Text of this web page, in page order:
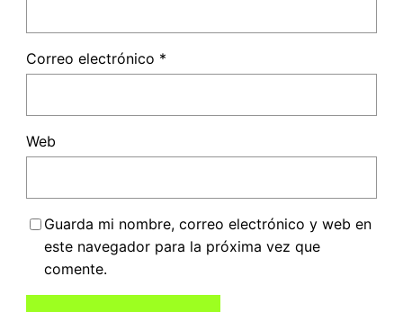
Correo electrónico *
Web
Guarda mi nombre, correo electrónico y web en
este navegador para la próxima vez que
comente.